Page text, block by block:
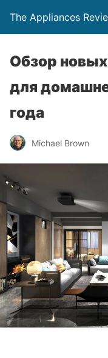
The Appliances
Обзор
для
года
Michael Brown